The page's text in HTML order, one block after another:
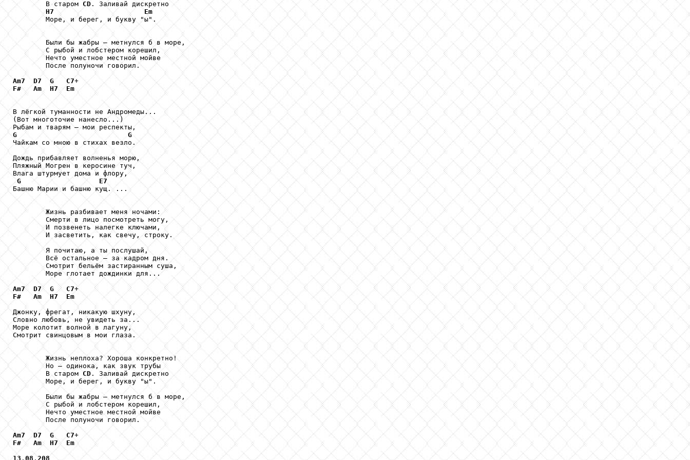
        В старом
CD . Заливай дискретно
H7
Em
        Море, и берег, и букву "ы".
        Были бы жабры — метнулся б в море,
        С рыбой и лобстером корешил,
        Нечто уместное местной мойве
        После полуночи говорил.
Am7
D7 G C7
F#
Am H7 Em
В лёгкой туманности не Андромеды...
(Вот многоточие нанесло...)
G
G
Чайкам со мною в стихах везло.
Дождь прибавляет волненья морю,
Пляжный Могрен в керосине туч,
Влага штурмует дома и флору,
G
E7
Башню Марии и башню кущ. ...
        Жизнь разбивает меня ночами:
        Смерти в лицо посмотреть могу,
        И позвенеть налегке ключами,
        И засветить, как свечу, строку.
        Я почитаю, а ты послушай,
        Всё остальное — за кадром дня.
        Смотрит бельём застиранным суша,
        Море глотает дождинки для...
Am7
D7 G C7
F#
Am H7
Em
Джонку, фрегат, никакую шхуну,
Словно любовь, не увидеть за...
Море колотит волной в лагуну,
Смотрит свинцовым в мои глаза.
        Жизнь неплоха? Хороша конкретно!
        Но — одинока, как звук трубы
        В старом
CD . Заливай дискретно
        Море, и берег, и букву "ы".
        Были бы жабры — метнулся б в море,
        С рыбой и лобстером корешил,
        Нечто уместное местной мойве
        После полуночи говорил.
Am7
D7 G C7
F#
Am H7
Em
13 . 08 . 208